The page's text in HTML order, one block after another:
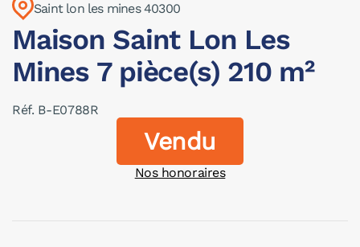
Saint lon les mines 40300
Maison Saint Lon Les
Mines 7 pièce(s) 210 m²
Réf. B-E0788R
Vendu
Nos honoraires